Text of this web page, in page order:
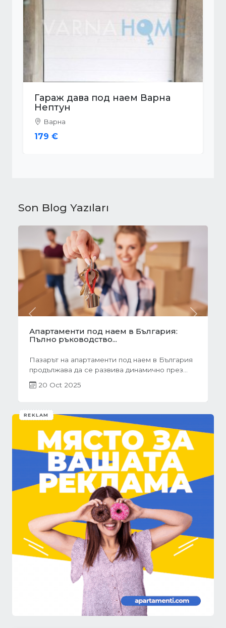
Гараж дава под наем Варна
Център
Варна
100 €
Son Blog Yazıları
Готови завеси за хол на една ръка
разстояние
Скъпи дами, нека си признаем, че понякога
най-голямото предизвикателство в
обзавеждането...